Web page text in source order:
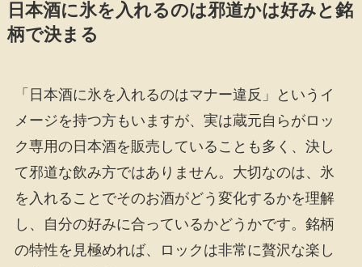
日本酒に氷を入れるのは邪道かは好みと銘
柄で決まる
「日本酒に氷を入れるのはマナー違反」というイ
メージを持つ方もいますが、実は蔵元自らがロッ
ク専用の日本酒を販売していることも多く、決し
て邪道な飲み方ではありません。大切なのは、氷
を入れることでそのお酒がどう変化するかを理解
し、自分の好みに合っているかどうかです。銘柄
の特性を見極めれば、ロックは非常に贅沢な楽し